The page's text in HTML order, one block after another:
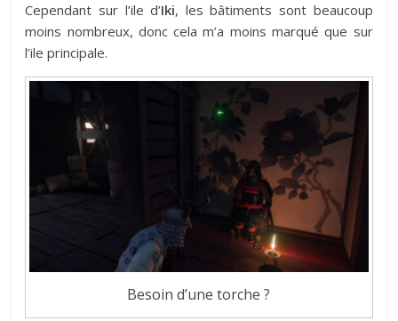
Cependant sur l’ile d’Iki, les bâtiments sont beaucoup
moins nombreux, donc cela m’a moins marqué que sur
l’ile principale.
Besoin d’une torche ?